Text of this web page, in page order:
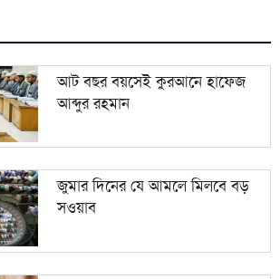
উন্মোচন করতে না পারলে ডিপ স্টেটের
হবে: আব্দুল্লাহ আল জাবের
আট বছর বয়সেই কুরআনে হাফেজ
আব্দুর রহমান
জুমার দিনের যে আমলে মিলবে বড়
সওয়াব